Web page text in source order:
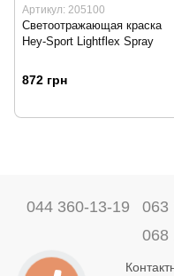
Артикул: 205100
Cветоотражающая краска
Hey-Sport Lightflex Spray
872 грн
044 360-13-19 063
068